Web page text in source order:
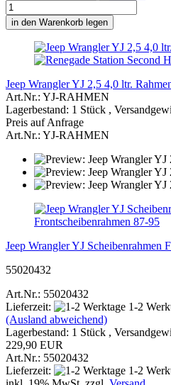
in den Warenkorb legen
Jeep Wrangler YJ 2,5 4,0 ltr.
Art.Nr.: YJ-RAHMEN
Lagerbestand: 1 Stück ,
Preis auf Anfrage
Art.Nr.: YJ-RAHMEN
Jeep Wrangler YJ Scheibenrahmen
55020432
Art.Nr.: 55020432
Lieferzeit:
1-2
(Ausland abweichend)
Lagerbestand: 1 Stück ,
229,90 EUR
Art.Nr.: 55020432
Lieferzeit:
1-2